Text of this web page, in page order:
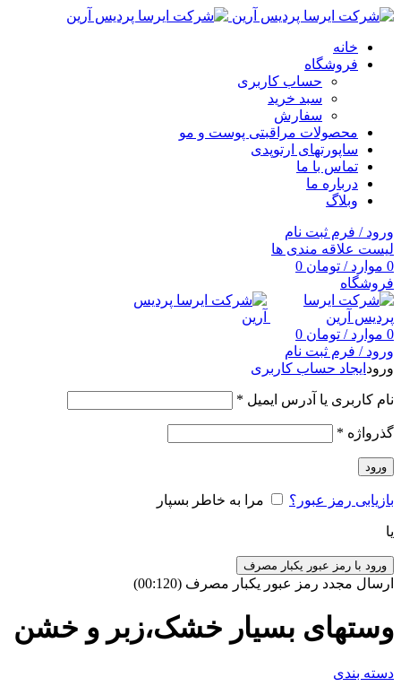
خانه
فروشگاه
حساب کاربری
سبد خرید
سفارش
محصولات مراقبتی پوست و مو
ساپورتهای ارتوپدی
تماس با ما
درباره ما
وبلاگ
ورود / فرم ثبت نام
لیست علاقه مندی ها
0 موارد / تومان
فروشگاه
0 موارد / تومان
ورود / فرم ثبت نام
ورود ایجاد حساب کاربری
نام کاربری یا آدرس ایمیل *
گذرواژه *
ورود
بازیابی رمز عبور؟ مرا به خاطر بسپار
یا
ورود با رمز عبور یکبار مصرف
ارسال مجدد رمز عبور یکبار مصرف (00:
120
)
وستهای بسیار خشک،زبر و خشن
دسته بندی